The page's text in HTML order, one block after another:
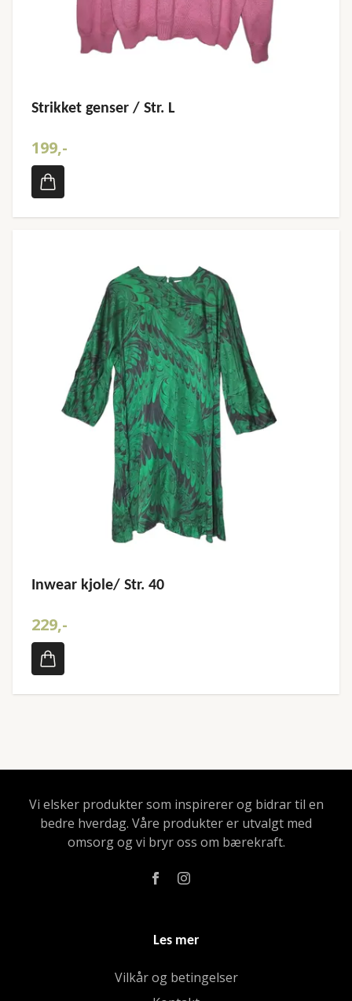
Strikket genser / Str. L
199,-
Inwear kjole/ Str. 40
229,-
Vi elsker produkter som inspirerer og bidrar til en
bedre hverdag. Våre produkter er utvalgt med
omsorg og vi bryr oss om bærekraft.
Les mer
Vilkår og betingelser